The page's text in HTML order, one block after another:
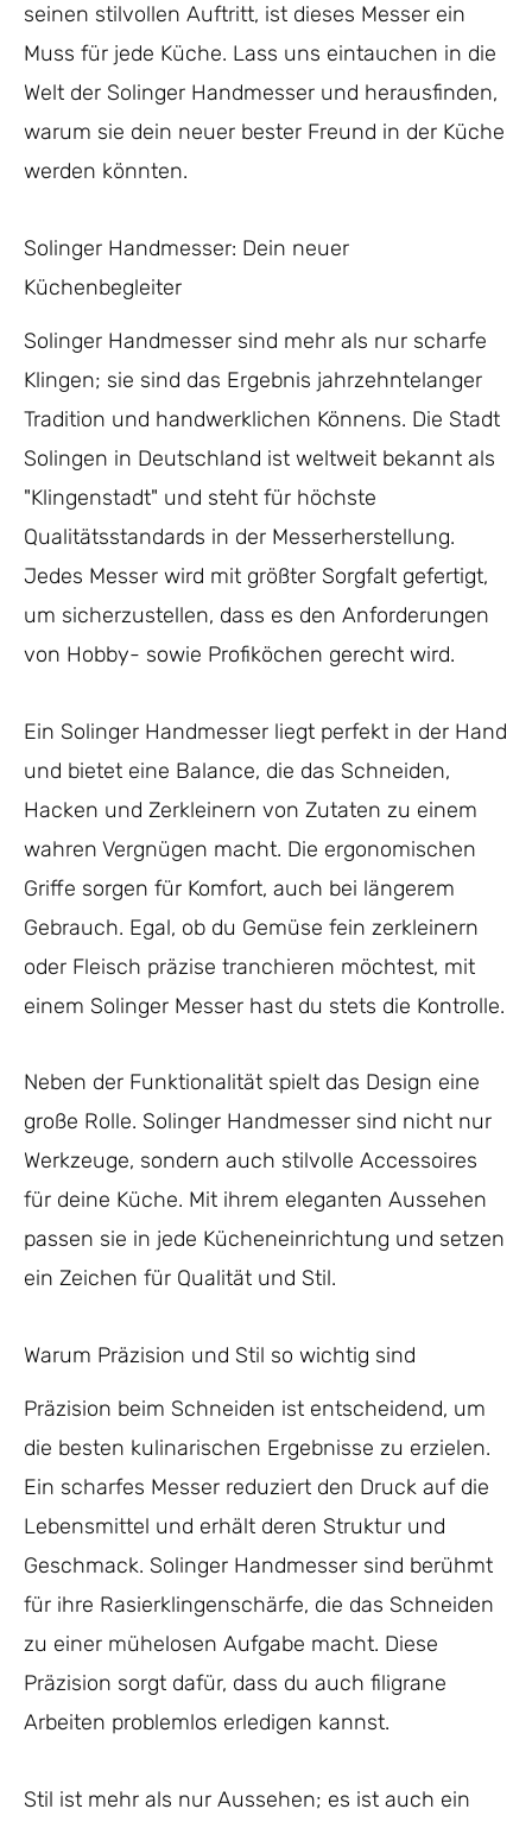
seinen stilvollen Auftritt, ist dieses Messer ein
Muss für jede Küche. Lass uns eintauchen in die
Welt der Solinger Handmesser und herausfinden,
warum sie dein neuer bester Freund in der Küche
werden könnten.
Solinger Handmesser: Dein neuer
Küchenbegleiter
Solinger Handmesser sind mehr als nur scharfe
Klingen; sie sind das Ergebnis jahrzehntelanger
Tradition und handwerklichen Könnens. Die Stadt
Solingen in Deutschland ist weltweit bekannt als
"Klingenstadt" und steht für höchste
Qualitätsstandards in der Messerherstellung.
Jedes Messer wird mit größter Sorgfalt gefertigt,
um sicherzustellen, dass es den Anforderungen
von Hobby- sowie Profiköchen gerecht wird.
Ein Solinger Handmesser liegt perfekt in der Hand
und bietet eine Balance, die das Schneiden,
Hacken und Zerkleinern von Zutaten zu einem
wahren Vergnügen macht. Die ergonomischen
Griffe sorgen für Komfort, auch bei längerem
Gebrauch. Egal, ob du Gemüse fein zerkleinern
oder Fleisch präzise tranchieren möchtest, mit
einem Solinger Messer hast du stets die Kontrolle.
Neben der Funktionalität spielt das Design eine
große Rolle. Solinger Handmesser sind nicht nur
Werkzeuge, sondern auch stilvolle Accessoires
für deine Küche. Mit ihrem eleganten Aussehen
passen sie in jede Kücheneinrichtung und setzen
ein Zeichen für Qualität und Stil.
Warum Präzision und Stil so wichtig sind
Präzision beim Schneiden ist entscheidend, um
die besten kulinarischen Ergebnisse zu erzielen.
Ein scharfes Messer reduziert den Druck auf die
Lebensmittel und erhält deren Struktur und
Geschmack. Solinger Handmesser sind berühmt
für ihre Rasierklingenschärfe, die das Schneiden
zu einer mühelosen Aufgabe macht. Diese
Präzision sorgt dafür, dass du auch filigrane
Arbeiten problemlos erledigen kannst.
Stil ist mehr als nur Aussehen; es ist auch ein